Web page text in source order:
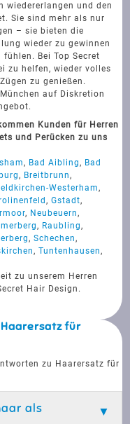
wiedererlangen und den
Sie sind mehr als nur
– sie bieten die
wieder zu gewinnen
Bei Top Secret
zu helfen, wieder volles
zu genießen.
auf Diskretion
Kunden für Herren
und Perücken zu uns
, Bad Aibling, Bad
, Breitbrunn,
Westerham,
,Gstadt,
, Neubeuern,
, Raubling,
,Schechen,
,Tuntenhausen,
zu unserem Herren
Hair Design.
für
zu Haarersatz für
als